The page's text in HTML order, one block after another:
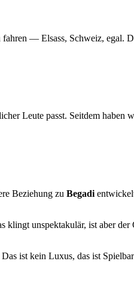
— Elsass, Schweiz, egal.
Leute passt. Seitdem haben
Beziehung zu Begadi
klingt unspektakulär, ist aber
ist kein Luxus, das ist